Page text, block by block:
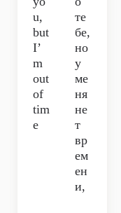
u,
but
I’
m
out
of
tim
e
те
бе,
но
у
ме
ня
не
т
вр
ем
ен
и,